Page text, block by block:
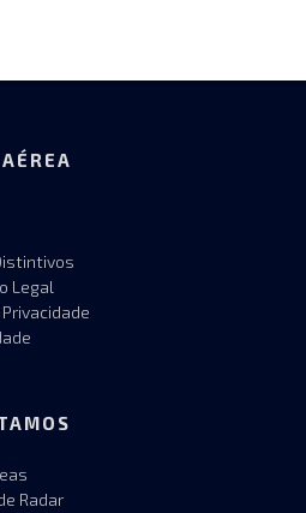
Legal
Radar